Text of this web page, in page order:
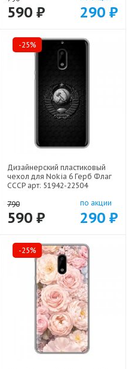
590 ₽ 290 ₽
-25%
Дизайнерский пластиковый
чехол для Nokia 6 Герб Флаг
СССР арт: 51942-22504
790
590 ₽
по акции
290 ₽
-25%